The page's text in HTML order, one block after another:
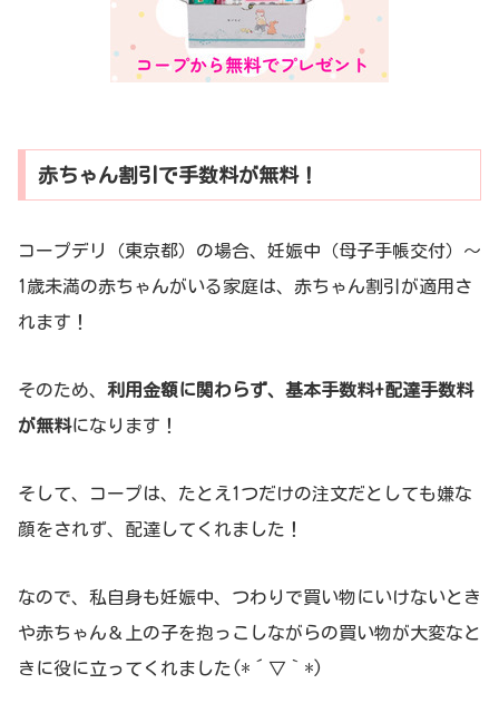
赤ちゃん割引で手数料が無料！
コープデリ（東京都）の場合、妊娠中（母子手帳交付）～
1歳未満の赤ちゃんがいる家庭は、赤ちゃん割引が適用さ
れます！
そのため、 利用金額に関わらず、基本手数料+配達手数料
が無料になります！
そして、コープは、たとえ1つだけの注文だとしても嫌な
顔をされず、配達してくれました！
なので、私自身も妊娠中、つわりで買い物にいけないとき
や赤ちゃん＆上の子を抱っこしながらの買い物が大変なと
きに役に立ってくれました(*´▽｀*)